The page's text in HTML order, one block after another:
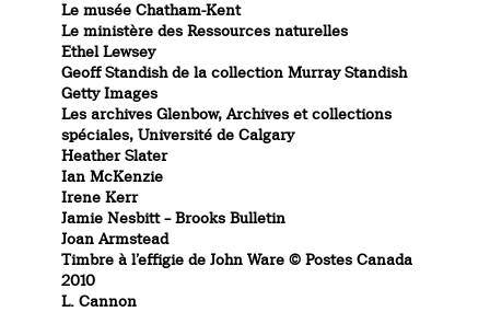
Le musée Chatham-Kent
Le ministère des Ressources naturelles
Ethel Lewsey
Geoff Standish de la collection Murray Standish
Getty Images
Les archives Glenbow, Archives et collections
spéciales, Université de Calgary
Heather Slater
Ian McKenzie
Irene Kerr
Jamie Nesbitt – Brooks Bulletin
Joan Armstead
Timbre à l’effigie de John Ware © Postes Canada
2010
L. Cannon